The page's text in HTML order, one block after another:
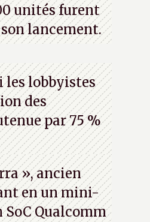
unités furent
lancement.
les lobbyistes
des
par 75 %
», ancien
en un mini-
Qualcomm